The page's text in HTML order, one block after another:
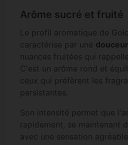
Arôme sucré et fruité
Le profil aromatique de
caractérise par une
nuances fruitées qui
C'est un arôme rond et
ceux qui préfèrent les
persistantes.
Son intensité permet que
rapidement, se maintenant
avec une sensation